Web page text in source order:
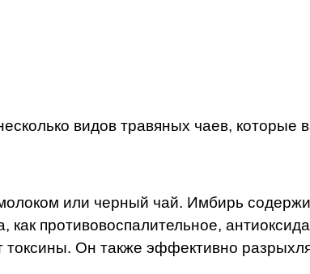
видов травяных чаев, которые
или черный чай. Имбирь
как противовоспалительное,
Он также эффективно